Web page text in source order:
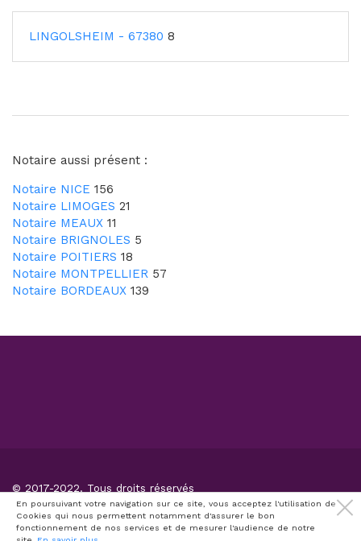
LINGOLSHEIM - 67380 8
Notaire aussi présent :
Notaire NICE 156
Notaire LIMOGES 21
Notaire MEAUX 11
Notaire BRIGNOLES 5
Notaire POITIERS 18
Notaire MONTPELLIER 57
Notaire BORDEAUX 139
© 2017-2022. Tous droits réservés
Conditions générales d'utilisation
Politique de protection des données personnelles
CPPS
En poursuivant votre navigation sur ce site, vous acceptez l'utilisation de
Cookies qui nous permettent notamment d'assurer le bon
fonctionnement de nos services et de mesurer l'audience de notre